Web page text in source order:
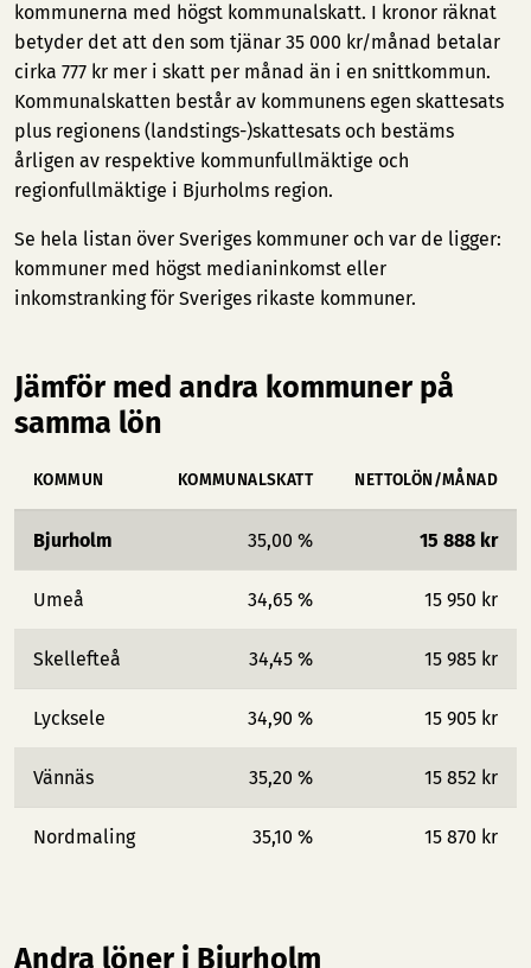
kommunerna med högst kommunalskatt. I kronor räknat
betyder det att den som tjänar 35 000 kr/månad betalar
cirka 777 kr mer i skatt per månad än i en snittkommun.
Kommunalskatten består av kommunens egen skattesats
plus regionens (landstings-)skattesats och bestäms
årligen av respektive kommunfullmäktige och
regionfullmäktige i Bjurholms region.
Se hela listan över Sveriges kommuner och var de ligger:
kommuner med högst medianinkomst eller
inkomstranking för Sveriges rikaste kommuner.
Jämför med andra kommuner på
samma lön
KOMMUN KOMMUNALSKATT NETTOLÖN/MÅNAD
Bjurholm 35,00 % 15 888 kr
Umeå 34,65 % 15 950 kr
Skellefteå 34,45 % 15 985 kr
Lycksele 34,90 % 15 905 kr
Vännäs 35,20 % 15 852 kr
Nordmaling 35,10 % 15 870 kr
Andra löner i Bjurholm